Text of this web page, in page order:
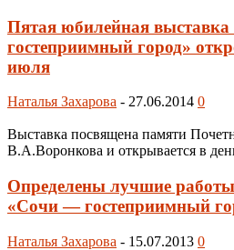
Пятая юбилейная
гостеприимный город»
июля
Наталья Захарова - 27.06.2014 0
Выставка посвящена памяти
В.А.Воронкова и открывается в
Определены лучшие
«Сочи — гостеприимный
Наталья Захарова - 15.07.2013 0